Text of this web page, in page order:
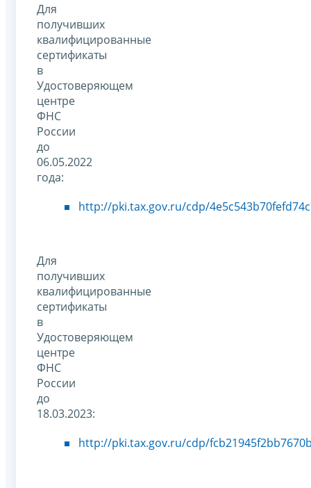
Для
получивших
квалифицированные
сертификаты
в
Удостоверяющем
центре
ФНС
России
до
06.05.2022
года:
http://pki.tax.gov.ru/cdp/
Для
получивших
квалифицированные
сертификаты
в
Удостоверяющем
центре
ФНС
России
до
18.03.2023:
http://pki.tax.gov.ru/cdp/